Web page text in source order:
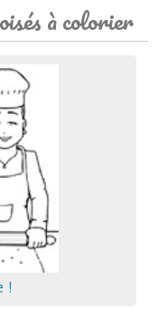
à colorier
!